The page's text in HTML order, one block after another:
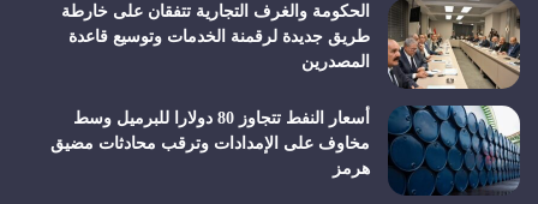
الحكومة والغرف التجارية تتفقان على خارطة
طريق جديدة لرقمنة الخدمات وتوسيع قاعدة
المصدرين
أسعار النفط تتجاوز 80 دولارا للبرميل وسط
مخاوف على الإمدادات وترقب محادثات مضيق
هرمز